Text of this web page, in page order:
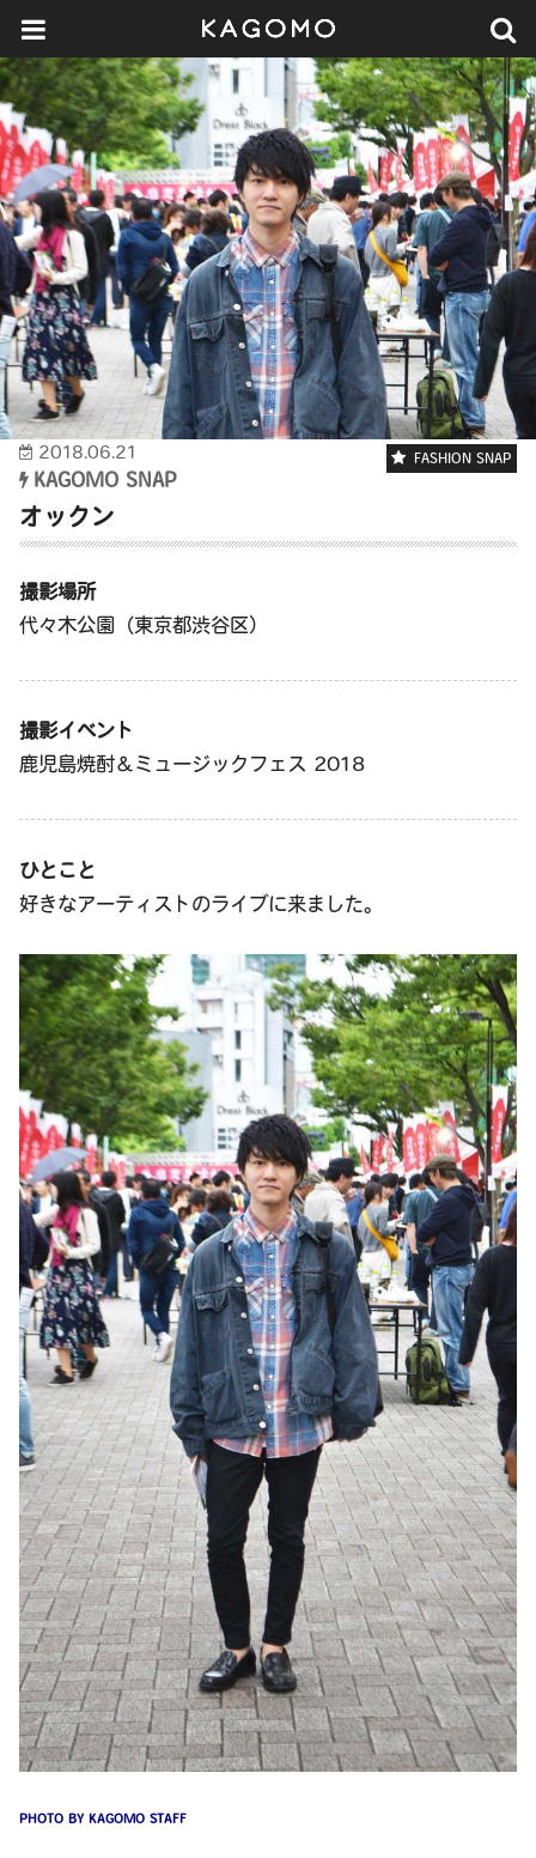
FASHION SNAP
2018.06.21
KAGOMO SNAP
オックン
撮影場所
代々木公園（東京都渋谷区）
撮影イベント
鹿児島焼酎＆ミュージックフェス 2018
ひとこと
好きなアーティストのライブに来ました。
PHOTO BY KAGOMO STAFF